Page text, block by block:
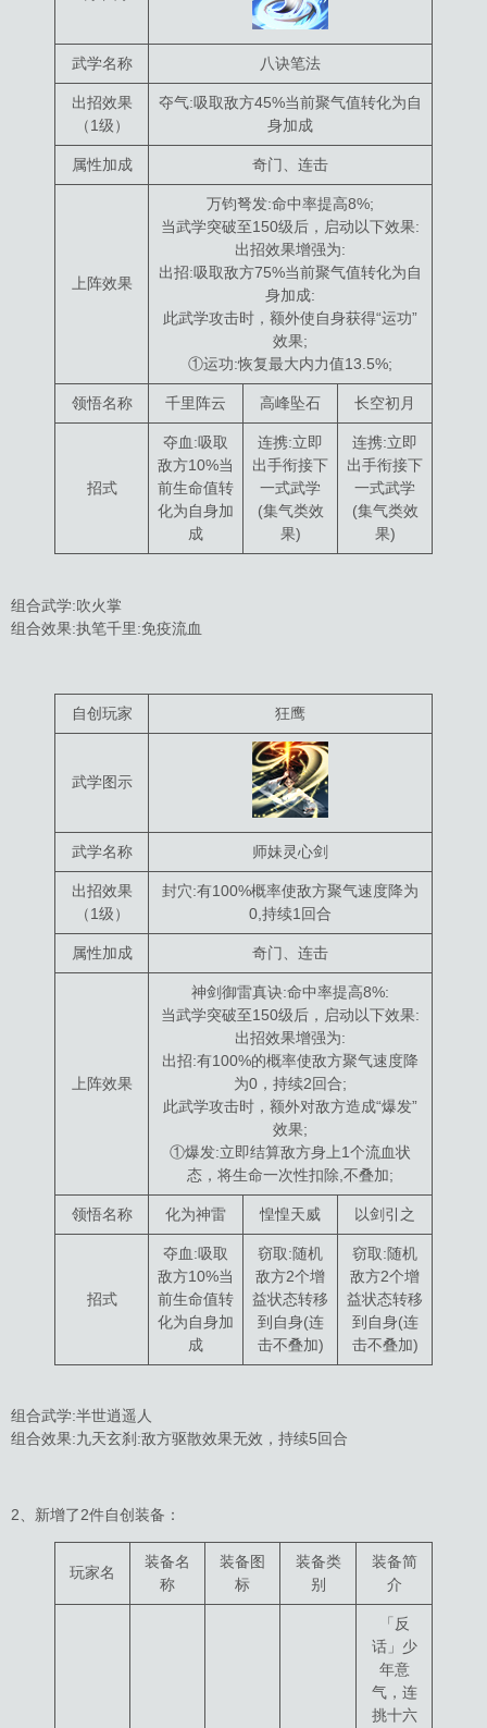
武学名称 八诀笔法
出招效果
（1级）
夺气:吸取敌方45%当前聚气值转化为自
身加成
属性加成 奇门、连击
上阵效果
万钧弩发:命中率提高8%;
当武学突破至150级后，启动以下效果:
出招效果增强为:
出招:吸取敌方75%当前聚气值转化为自
身加成:
此武学攻击时，额外使自身获得“运功”
效果;
①运功:恢复最大内力值13.5%;
领悟名称 千里阵云 高峰坠石 长空初月
招式
夺血:吸取
敌方10%当
前生命值转
化为自身加
成
连携:立即
出手衔接下
一式武学
(集气类效
果)
连携:立即
出手衔接下
一式武学
(集气类效
果)
组合武学:吹火掌
组合效果:执笔千里:免疫流血
自创玩家 狂鹰
武学图示
武学名称 师妹灵心剑
出招效果
（1级）
封穴:有100%概率使敌方聚气速度降为
0,持续1回合
属性加成 奇门、连击
上阵效果
神剑御雷真诀:命中率提高8%:
当武学突破至150级后，启动以下效果:
出招效果增强为:
出招:有100%的概率使敌方聚气速度降
为0，持续2回合;
此武学攻击时，额外对敌方造成“爆发”
效果;
①爆发:立即结算敌方身上1个流血状
态，将生命一次性扣除,不叠加;
领悟名称 化为神雷 惶惶天威 以剑引之
招式
夺血:吸取
敌方10%当
前生命值转
化为自身加
成
窃取:随机
敌方2个增
益状态转移
到自身(连
击不叠加)
窃取:随机
敌方2个增
益状态转移
到自身(连
击不叠加)
组合武学:半世逍遥人
组合效果:九天玄刹:敌方驱散效果无效，持续5回合
2、新增了2件自创装备：
玩家名
装备名
称
装备图
标
装备类
别
装备简
介
「反
话」少
年意
气，连
挑十六